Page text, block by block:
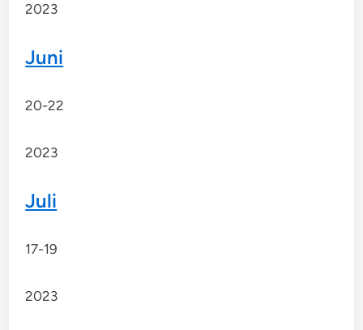
2023
Juni
20-22
2023
Juli
17-19
2023